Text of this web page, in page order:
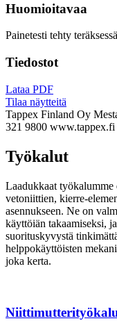
Huomioitavaa
Painetesti tehty
Tiedostot
Lataa PDF
Tilaa näytteitä
Tappex Finland Oy
321 9800 www.tappex.fi
Työkalut
Laadukkaat
vetoniittien, kierre-
asennukseen. Ne on
käyttöiän takaamiseksi,
suorituskyvystä
helppokäyttöisten
joka kerta.